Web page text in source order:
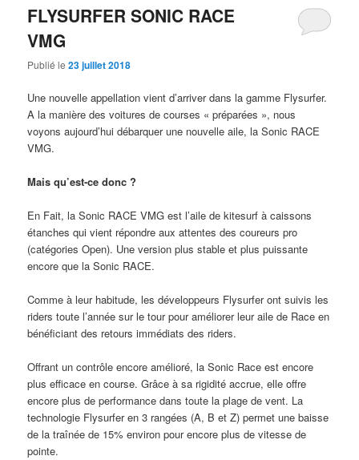
FLYSURFER SONIC RACE
VMG
Publié le23 juillet 2018
Une nouvelle appellation vient d’arriver dans la gamme Flysurfer.
A la manière des voitures de courses « préparées », nous
voyons aujourd’hui débarquer une nouvelle aile, la Sonic RACE
VMG.
Mais qu’est-ce donc ?
En Fait, la Sonic RACE VMG est l’aile de kitesurf à caissons
étanches qui vient répondre aux attentes des coureurs pro
(catégories Open). Une version plus stable et plus puissante
encore que la Sonic RACE.
Comme à leur habitude, les développeurs Flysurfer ont suivis les
riders toute l’année sur le tour pour améliorer leur aile de Race en
bénéficiant des retours immédiats des riders.
Offrant un contrôle encore amélioré, la Sonic Race est encore
plus efficace en course. Grâce à sa rigidité accrue, elle offre
encore plus de performance dans toute la plage de vent. La
technologie Flysurfer en 3 rangées (A, B et Z) permet une baisse
de la traînée de 15% environ pour encore plus de vitesse de
pointe.